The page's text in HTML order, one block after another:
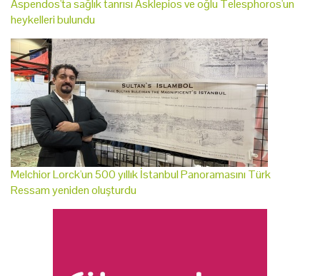
Aspendos'ta sağlık tanrısı Asklepios ve oğlu Telesphoros'un
heykelleri bulundu
Melchior Lorck'un 500 yıllık İstanbul Panoramasını Türk
Ressam yeniden oluşturdu